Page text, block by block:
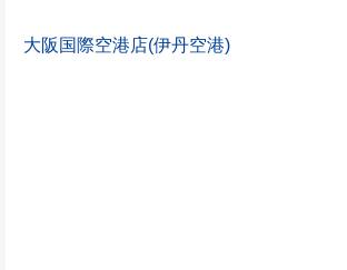
大阪国際空港店(伊丹空港)